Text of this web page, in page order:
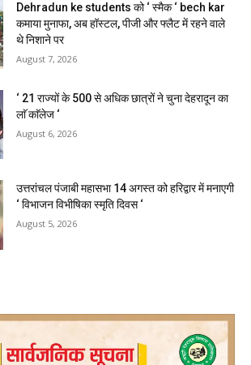
Dehradun ke students को ‘ स्मैक ‘ bech kar
कमाया मुनाफा, अब हॉस्टल, पीजी और फ्लैट में रहने वाले
थे निशाने पर
August 7, 2026
‘ 21 राज्यों के 500 से अधिक छात्रों ने चुना देहरादून का
लाॅ काॅलेज ‘
August 6, 2026
उत्तरांचल पंजाबी महासभा 14 अगस्त को हरिद्वार में मनाएगी
‘ विभाजन विभीषिका स्मृति दिवस ‘
August 5, 2026